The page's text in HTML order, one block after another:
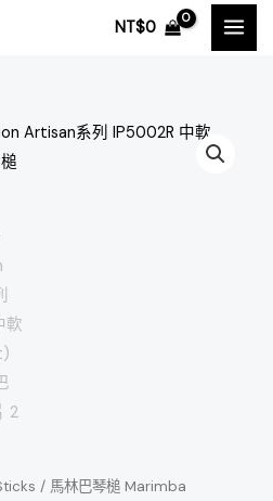
NT$0
/ 馬林巴琴槌 Marimba